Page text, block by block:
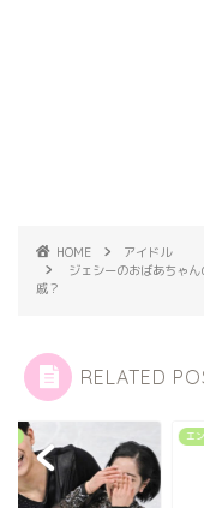
HOME
アイドル
ジェシーのおばあちゃ
戚？
RELATED
エ